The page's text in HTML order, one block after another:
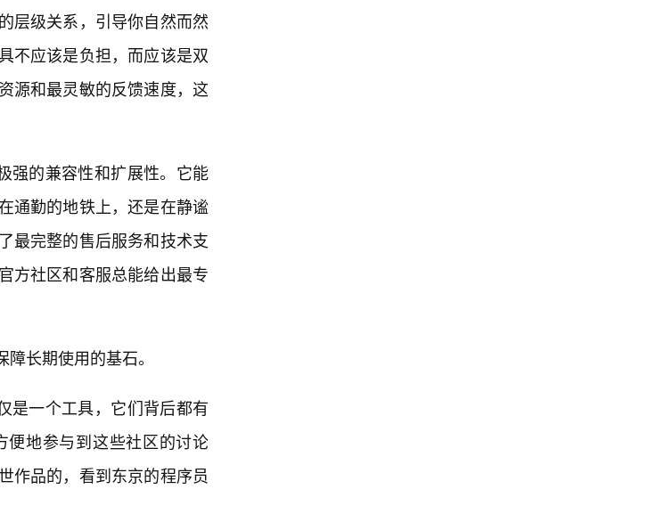
层级关系，引导你自然而然
不应该是负担，而应该是双
源和最灵敏的反馈速度，这
强的兼容性和扩展性。它能
通勤的地铁上，还是在静谧
最完整的售后服务和技术支
方社区和客服总能给出最专
长期使用的基石。
是一个工具，它们背后都有
便地参与到这些社区的讨论
作品的，看到东京的程序员